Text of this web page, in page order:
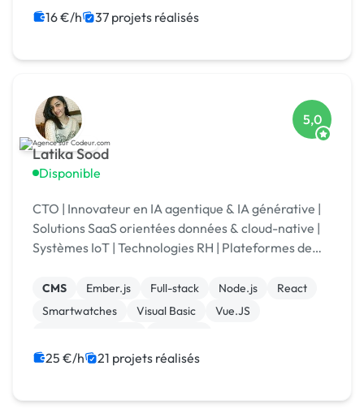
Admin système, sécurité
16 €/h 37 projets réalisés
Latika Sood
Disponible
5,0
CTO | Innovateur en IA agentique & IA générative |
Solutions SaaS orientées données & cloud-native |
Systèmes IoT | Technologies RH | Plateformes de
CMS Ember.js Full-stack Node.js
React
Smartwatches
Visual Basic
Vue.JS
25 €/h 21 projets réalisés